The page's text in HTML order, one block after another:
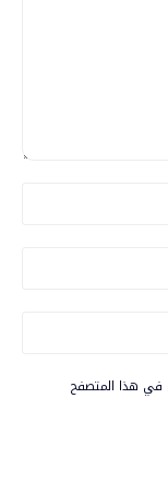
في هذا المتصفح